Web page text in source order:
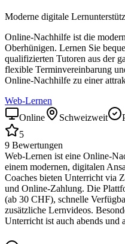
Moderne digitale
Online-Nachhilfe ist die
Oberhünigen. Lernen Sie
qualifizierten Tutoren aus der
flexible Terminvereinbarung
Online-Nachhilfe zu einer
Web-Lernen
Online
Schweizweit
5
9 Bewertungen
Web-Lernen ist eine Online-
einem modernen, digitalen
Coaches bieten Unterricht via
und Online-Zahlung. Die
(ab 30 CHF), schnelle
zusätzliche Lernvideos.
Unterricht ist auch abends und